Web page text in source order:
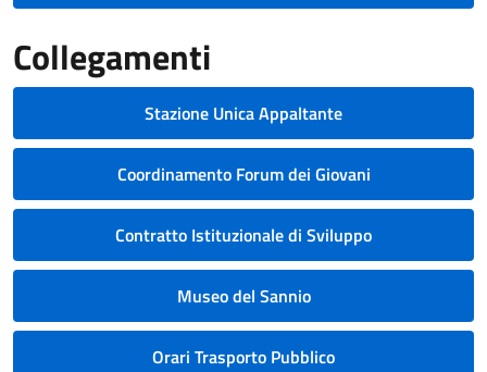
Collegamenti
Stazione Unica Appaltante
Coordinamento Forum dei Giovani
Contratto Istituzionale di Sviluppo
Museo del Sannio
Orari Trasporto Pubblico